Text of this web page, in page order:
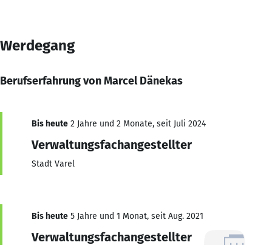
Werdegang
Berufserfahrung von Marcel Dänekas
Bis heute 2 Jahre und 2 Monate, seit Juli 2024
Verwaltungsfachangestellter
Stadt Varel
Bis heute 5 Jahre und 1 Monat, seit Aug. 2021
Verwaltungsfachangestellter